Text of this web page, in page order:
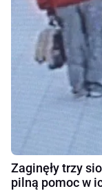
Zaginęły trzy
pilną pomoc w